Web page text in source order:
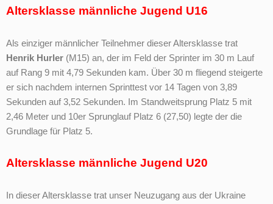
Altersklasse männliche Jugend U16
Als einziger männlicher Teilnehmer dieser Altersklasse trat
Henrik Hurler (M15) an, der im Feld der Sprinter im 30 m Lauf
auf Rang 9 mit 4,79 Sekunden kam. Über 30 m fliegend steigerte
er sich nachdem internen Sprinttest vor 14 Tagen von 3,89
Sekunden auf 3,52 Sekunden. Im Standweitsprung Platz 5 mit
2,46 Meter und 10er Sprunglauf Platz 6 (27,50) legte der die
Grundlage für Platz 5.
Altersklasse männliche Jugend U20
In dieser Altersklasse trat unser Neuzugang aus der Ukraine